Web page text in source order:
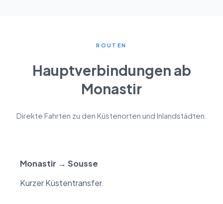
ROUTEN
Hauptverbindungen ab
Monastir
Direkte Fahrten zu den Küstenorten und Inlandstädten.
Monastir → Sousse
Kurzer Küstentransfer.